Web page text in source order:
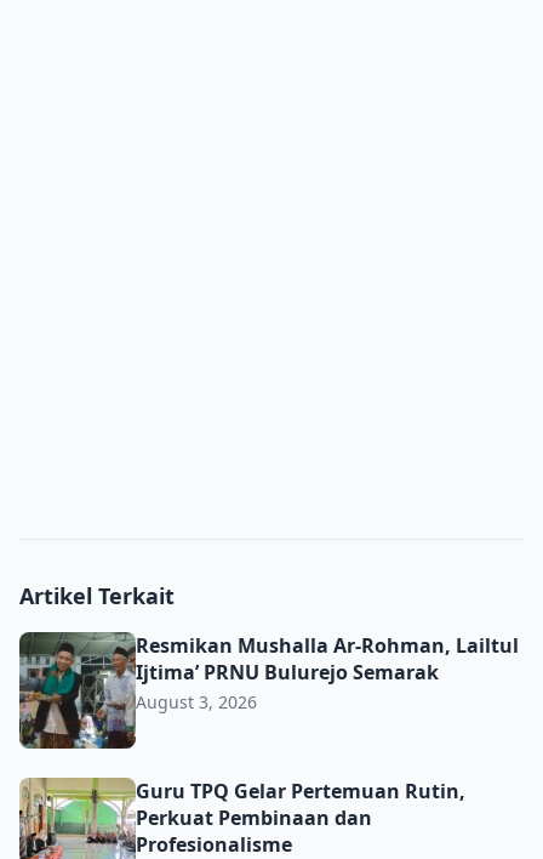
Artikel Terkait
Resmikan Mushalla Ar-Rohman, Lailtul Ijtima’ PRNU
Resmikan Mushalla Ar-Rohman, Lailtul
Ijtima’ PRNU Bulurejo Semarak
August 3, 2026
Guru TPQ Gelar Pertemuan Rutin, Perkuat Pembinaan
Guru TPQ Gelar Pertemuan Rutin,
Perkuat Pembinaan dan
Profesionalisme